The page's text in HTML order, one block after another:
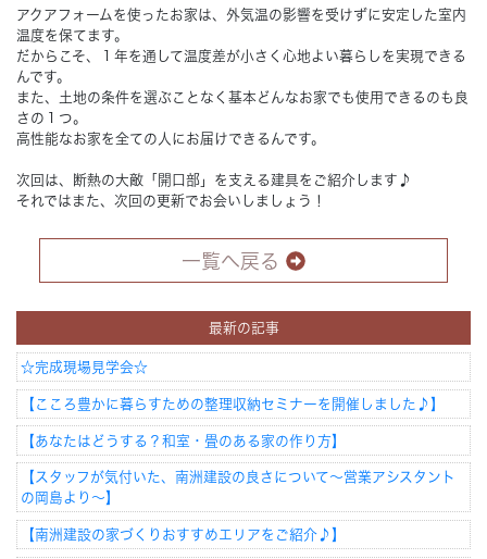
アクアフォームを使ったお家は、外気温の影響を受けずに安定した室内
温度を保てます。
だからこそ、１年を通して温度差が小さく心地よい暮らしを実現できる
んです。
また、土地の条件を選ぶことなく基本どんなお家でも使用できるのも良
さの１つ。
高性能なお家を全ての人にお届けできるんです。
次回は、断熱の大敵「開口部」を支える建具をご紹介します♪
それではまた、次回の更新でお会いしましょう！
一覧へ戻る
最新の記事
☆完成現場見学会☆
【こころ豊かに暮らすための整理収納セミナーを開催しました♪】
【あなたはどうする？和室・畳のある家の作り方】
【スタッフが気付いた、南洲建設の良さについて～営業アシスタント
の岡島より～】
【南洲建設の家づくりおすすめエリアをご紹介♪】